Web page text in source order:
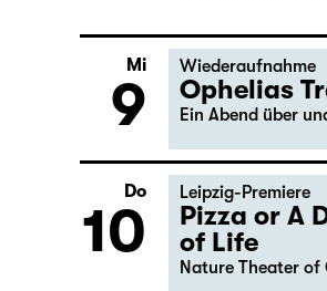
Mi
9
Wiederaufnahme
Ophelias
Ein Abend über
Do
10
Leipzig-Premiere
Pizza or A
of Life
Nature Theater of